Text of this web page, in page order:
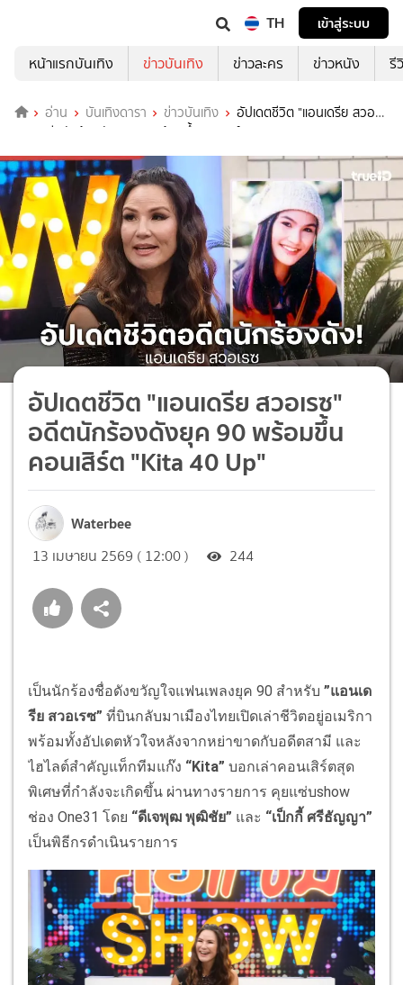
TH
เข้าสู่ระบบ
หน้าแรกบันเทิง
ข่าวบันเทิง ข่าวละคร ข่าวหนัง รี
อ่าน บันเทิงดารา ข่าวบันเทิง
อัปเดตชีวิต "แอนเดรีย สวอ
เรซ" อดีตนักร้องดังยุค 90 พร้อมขึ้นคอนเสิร์ต "Kita 40 Up"
อัปเดตชีวิต "แอนเดรีย สวอเรซ"
อดีตนักร้องดังยุค 90 พร้อมขึ้น
คอนเสิร์ต "Kita 40 Up"
Waterbee
13 เมษายน 2569 ( 12:00 ) 244
เป็นนักร้องชื่อดังขวัญใจแฟนเพลงยุค 90 สำหรับ ”แอนเด
รีย สวอเรซ” ที่บินกลับมาเมืองไทยเปิดเล่าชีวิตอยู่อเมริกา
พร้อมทั้งอัปเดตหัวใจหลังจากหย่าขาดกับอดีตสามี และ
ไฮไลต์สำคัญแท็กทีมแก๊ง “Kita” บอกเล่าคอนเสิร์ตสุด
พิเศษที่กำลังจะเกิดขึ้น ผ่านทางรายการ คุยแซ่บshow
ช่อง One31 โดย “ดีเจพุฒ พุฒิชัย” และ “เป็กกี้ ศรีธัญญา”
เป็นพิธีกรดำเนินรายการ